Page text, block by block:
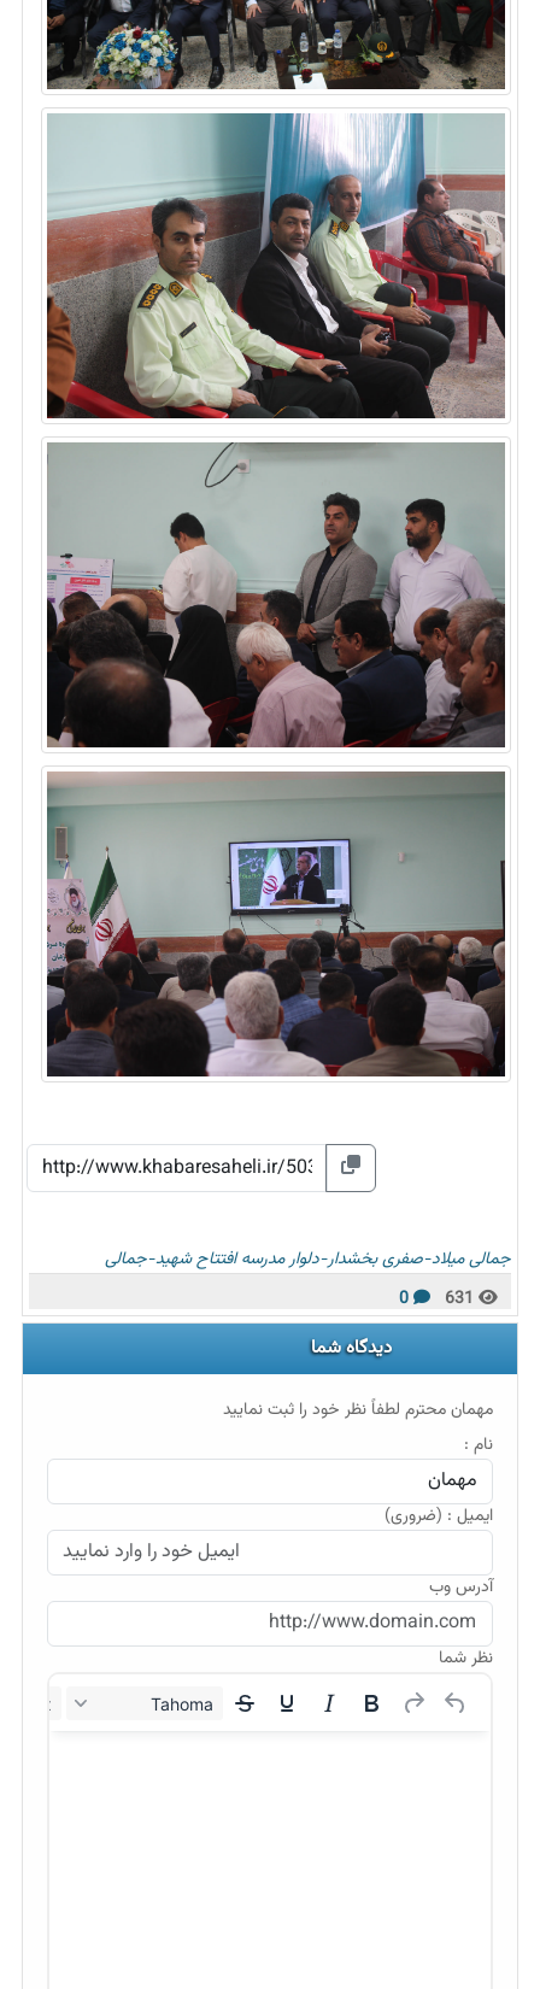
جمالیمیلاد-صفریبخشدار-دلوارمدرسه افتتاحشهید-جمالی
دیدگاه شما
مهمان محترم لطفاً نظر خود را ثبت نمایید
نام :
ایمیل : (ضروری)
آدرس وب
نظر شما
Tahoma
12px